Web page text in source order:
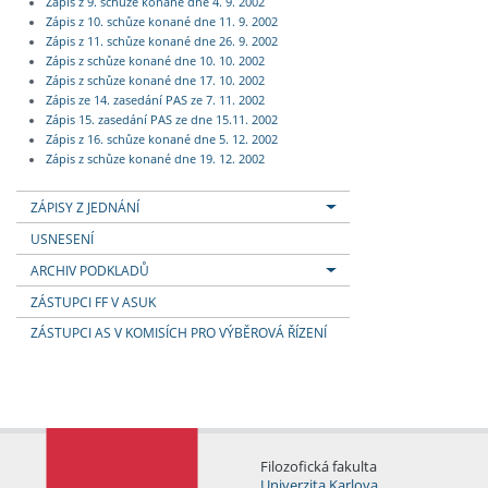
Zápis z 10. schůze konané dne 11. 9. 2002
Zápis z 11. schůze konané dne 26. 9. 2002
Zápis z schůze konané dne 10. 10. 2002
Zápis z schůze konané dne 17. 10. 2002
Zápis ze 14. zasedání PAS ze 7. 11. 2002
Zápis 15. zasedání PAS ze dne 15.11. 2002
Zápis z 16. schůze konané dne 5. 12. 2002
Zápis z schůze konané dne 19. 12. 2002
ZÁPISY Z JEDNÁNÍ
USNESENÍ
ARCHIV PODKLADŮ
ZÁSTUPCI FF V ASUK
ZÁSTUPCI AS V KOMISÍCH PRO VÝBĚROVÁ ŘÍZENÍ
Filozofická fakulta